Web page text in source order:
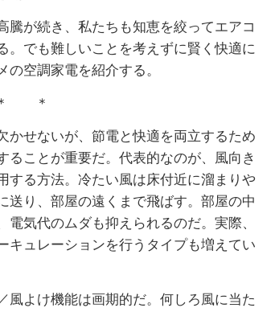
騰が続き、私たちも知恵を絞ってエアコ
。でも難しいことを考えずに賢く快適に
空調家電を紹介する。
＊
かせないが、節電と快適を両立するため
ることが重要だ。代表的なのが、風向き
する方法。冷たい風は床付近に溜まりや
送り、部屋の遠くまで飛ばす。部屋の中
気代のムダも抑えられるのだ。実際、
キュレーションを行うタイプも増えてい
風よけ機能は画期的だ。何しろ風に当た